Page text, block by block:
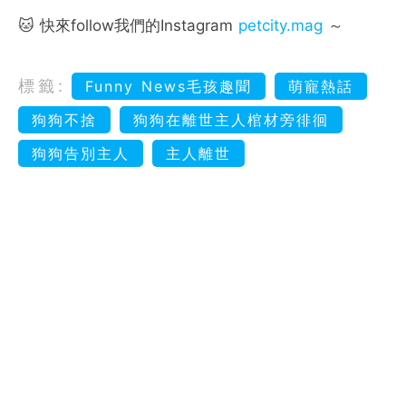
🐱 快來follow我們的Instagram petcity.mag ～
標籤: Funny News毛孩趣聞
萌寵熱話
狗狗不捨
狗狗在離世主人棺材旁徘徊
狗狗告別主人
主人離世